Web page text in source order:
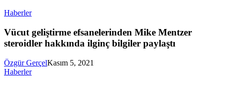
Haberler
Vücut geliştirme efsanelerinden Mike Mentzer
steroidler hakkında ilginç bilgiler paylaştı
Özgür GerçelKasım 5, 2021
Haberler